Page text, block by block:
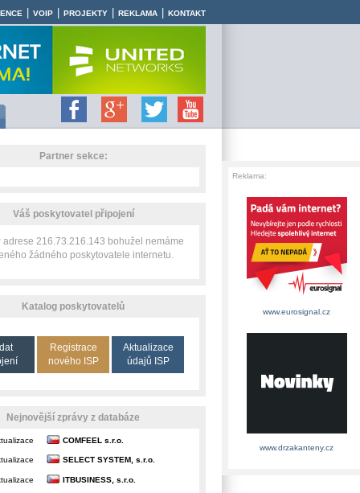
VOIP PROJEKTY REKLAMA KONTAKT
Partner sekce:
Váš poskytovatel připojení
adrese 216.73.216.143 bohužel nemáme
žádného poskytovatele internetu.
Katalog poskytovatelů
Registrace
nového ISP
Aktualizace
údajů ISP
Nejnovější zprávy z databáze
COMFEEL s.r.o.
SELECT SYSTEM, s.r.o.
ITBUSINESS, s.r.o.
Reklama:
www.eurosignal.cz
www.drzakanteny.cz